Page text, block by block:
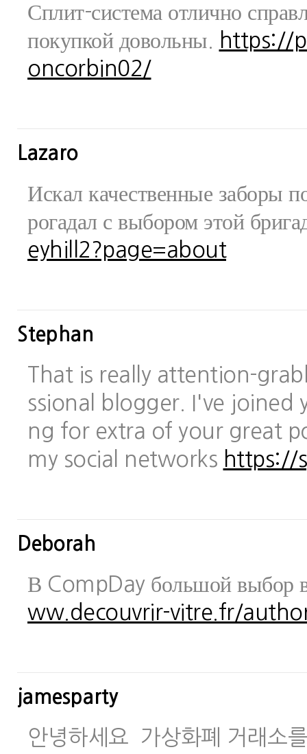
Сплит-система отлично
покупкой довольны.
https://
oncorbin02/
Lazaro
Искал качественные заборы
рогадал с выбором этой
eyhill2?page=about
Stephan
That is really attention-
ssional blogger. I've joined
ng for extra of your great
my social networks https://
Deborah
В CompDay большой выбор
ww.decouvrir-vitre.fr/
jamesparty
안녕하세요 가상화폐 거래소